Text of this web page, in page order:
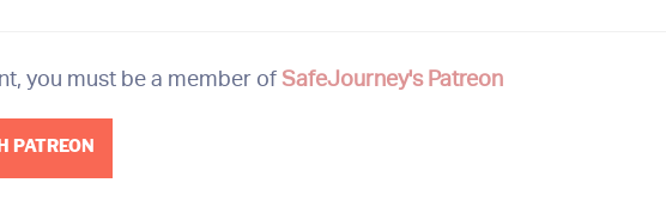
you must be a member of SafeJourney's Patreon
PATREON